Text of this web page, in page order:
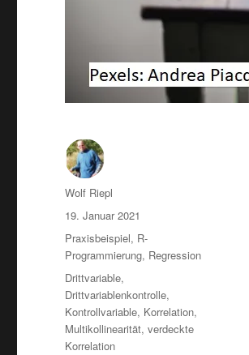
Autor
Wolf Riepl
Veröffentlicht
am
19. Januar 2021
Kategorien
Praxisbeispiel, R-
Programmierung, Regression
Schlagwörter
Drittvariable,
Drittvariablenkontrolle,
Kontrollvariable, Korrelation,
Multikollinearität,verdeckte
Korrelation